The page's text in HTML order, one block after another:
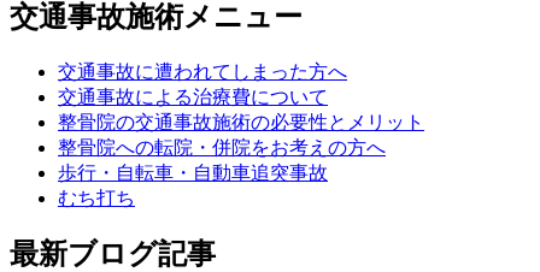
交通事故施術メニュー
交通事故に遭われてしまった方へ
交通事故による治療費について
整骨院の交通事故施術の必要性とメリット
整骨院への転院・併院をお考えの方へ
歩行・自転車・自動車追突事故
むち打ち
最新ブログ記事